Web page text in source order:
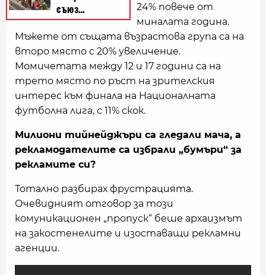
24% повече от
миналата година.
Мъжете от същата възрастова група са на
второ място с 20% увеличение.
Момичетата между 12 и 17 години са на
трето място по ръст на зрителския
интерес към финала на Националната
футболна лига, с 11% скок.
Милиони тийнейджъри са гледали мача, а
рекламодателите са избрали „бумъри“ за
рекламите си?
Тотално разбирах фрустрацията.
Очевидният отговор за този
комуникационен „пропуск“ беше архаизмът
на закостенелите и изоставащи рекламни
агенции.